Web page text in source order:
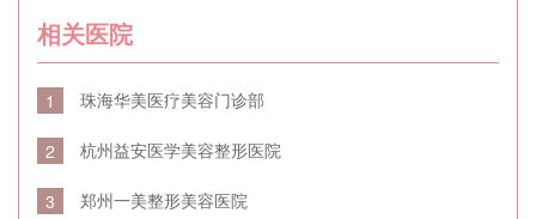
相关医院
1 珠海华美医疗美容门诊部
2 杭州益安医学美容整形医院
3 郑州一美整形美容医院